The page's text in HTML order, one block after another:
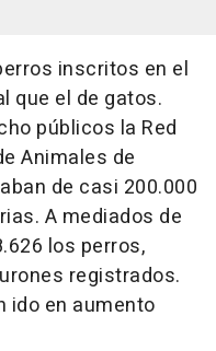
inscritos en el
que el de gatos.
públicos la Red
Animales de
de casi 200.000
A mediados de
los perros,
registrados.
ido en aumento